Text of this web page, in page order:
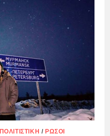
ΚΙΈΒΟΥ
ΔΊΝΕΙ
ΡΩΣΙΚΉ
ΣΤΡΑΤΙΩΤΙΚΉ
ΒΆΣΗ
ΠΟΛΙΤΙΣΤΙΚΉ / ΡΏΣΟΙ